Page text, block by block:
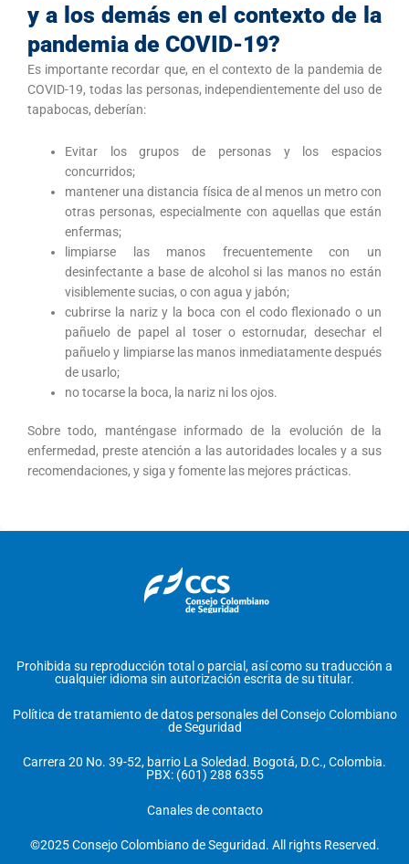
y a los demás en el contexto de la
pandemia de COVID-19?
Es importante recordar que, en el contexto de la pandemia de
COVID-19, todas las personas, independientemente del uso de
tapabocas, deberían:
Evitar los grupos de personas y los espacios
concurridos;
mantener una distancia física de al menos un metro con
otras personas, especialmente con aquellas que están
enfermas;
limpiarse las manos frecuentemente con un
desinfectante a base de alcohol si las manos no están
visiblemente sucias, o con agua y jabón;
cubrirse la nariz y la boca con el codo flexionado o un
pañuelo de papel al toser o estornudar, desechar el
pañuelo y limpiarse las manos inmediatamente después
de usarlo;
no tocarse la boca, la nariz ni los ojos.
Sobre todo, manténgase informado de la evolución de la
enfermedad, preste atención a las autoridades locales y a sus
recomendaciones, y siga y fomente las mejores prácticas.
Prohibida su reproducción total o parcial, así como su traducción a
cualquier idioma sin autorización escrita de su titular.
Política de tratamiento de datos personales del Consejo Colombiano
de Seguridad
Carrera 20 No. 39-52, barrio La Soledad. Bogotá, D.C., Colombia.
PBX: (601) 288 6355
Canales de contacto
©2025 Consejo Colombiano de Seguridad. All rights Reserved.